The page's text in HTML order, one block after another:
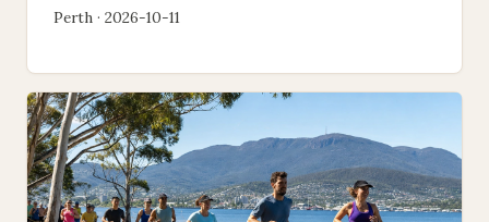
Perth · 2026-10-11